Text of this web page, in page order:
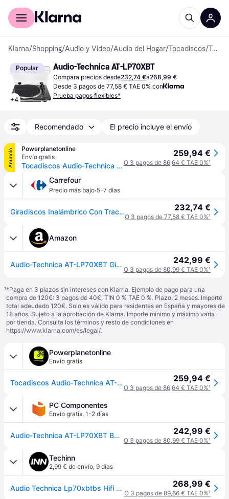
Comprar con Klarna
Klarna/Shopping/Audio y Video/Audio del Hogar/Tocadiscos/ Tocadiscos
Popular
+4
Audio-Technica AT-LP70XBT
Compara precios desde232,74 €a268,99 €
Desde 3 pagos de 77,58 € TAE 0% con
Prueba pagos flexibles*
Recomendado El precio incluye el envío
Anuncio
Powerplanetonline
Envío gratis
Tocadiscos Audio-Technica AT-LP70XBT Bluetooth 5.2 aptX Adaptive
259,94 €
O 3 pagos de 86,64 € TAE 0%¹
Carrefour
Precio más bajo·5-7 días
Giradiscos Inalámbrico Con Tracción Por Correa Totalmente Automático En Negro 232,74 €
O 3 pagos de 77,58 € TAE 0%¹
Amazon
Audio-Technica AT-LP70XBT Giradiscos inalámbrico con tracción por correa totalmente automático (Negro/Plata) 242,99 €
O 3 pagos de 80,99 € TAE 0%¹
¹*Paga en 3 plazos sin intereses con Klarna. Ejemplo de pago para una
compra de 120€: 3 pagos de 40€, TIN 0 % TAE 0 %. Plazo: 2 meses. Importe
total adeudado 120€. Solo es válido para residentes en España y mayores de
18 años. Sujeto a la aprobación de Klarna. Importe mínimo y máximo varía
por tienda. Consulta los términos y resto de condiciones en
https://www.klarna.com/es/legal/.
Powerplanetonline
Envío gratis
Tocadiscos Audio-Technica AT-LP70XBT Bluetooth 5.2 aptX Adaptive 259,94 €
O 3 pagos de 86,64 € TAE 0%¹
PC Componentes
Envío gratis, 1-2 días
Audio-Technica AT-LP70XBT BS Tocadiscos de Tracción por Correa Bluetooth Negro 242,99 €
O 3 pagos de 80,99 € TAE 0%¹
Techinn
2,99 € de envío, 9 días
Audio Technica Lp70xbtbs Hifi Turntable Transparente One Size / EU Plug 220V 268,99 €
O 3 pagos de 89,66 € TAE 0%¹